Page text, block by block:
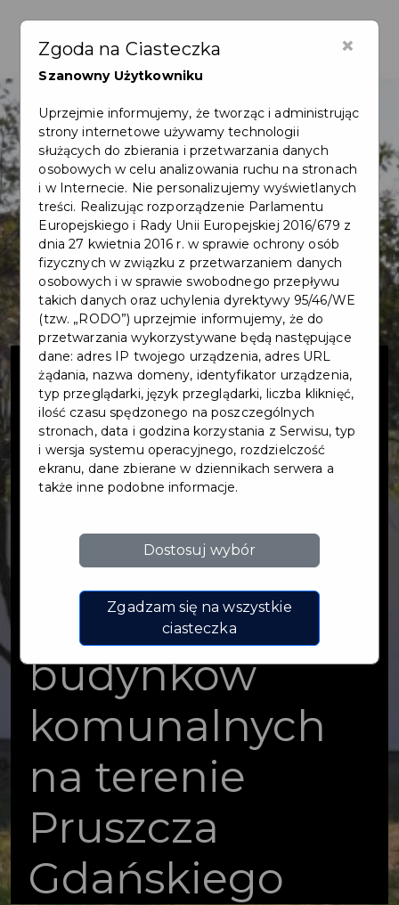
Kompleksowa
modernizacja
energetyczna
budynków
użyteczności
publicznej oraz
budynków
komunalnych
na terenie
Pruszcza
Gdańskiego
×
Zgoda na Ciasteczka
Szanowny Użytkowniku
Uprzejmie informujemy, że tworząc i administrując
strony internetowe używamy technologii
służących do zbierania i przetwarzania danych
osobowych w celu analizowania ruchu na stronach
i w Internecie. Nie personalizujemy wyświetlanych
treści. Realizując rozporządzenie Parlamentu
Europejskiego i Rady Unii Europejskiej 2016/679 z
dnia 27 kwietnia 2016 r. w sprawie ochrony osób
fizycznych w związku z przetwarzaniem danych
osobowych i w sprawie swobodnego przepływu
takich danych oraz uchylenia dyrektywy 95/46/WE
(tzw. „RODO”) uprzejmie informujemy, że do
przetwarzania wykorzystywane będą następujące
dane: adres IP twojego urządzenia, adres URL
żądania, nazwa domeny, identyfikator urządzenia,
typ przeglądarki, język przeglądarki, liczba kliknięć,
ilość czasu spędzonego na poszczególnych
stronach, data i godzina korzystania z Serwisu, typ
i wersja systemu operacyjnego, rozdzielczość
ekranu, dane zbierane w dziennikach serwera a
także inne podobne informacje.
Dostosuj wybór
Zgadzam się na wszystkie
ciasteczka